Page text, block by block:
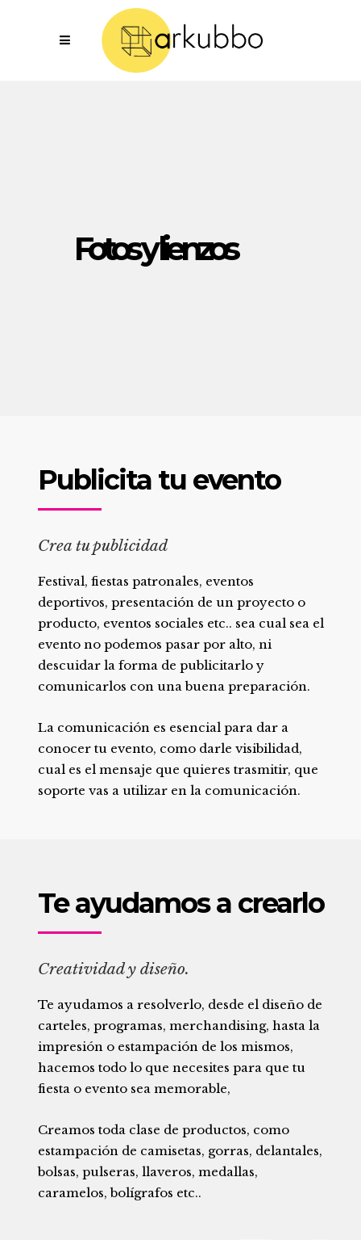
Fotos y lienzos
Publicita tu evento
Crea tu publicidad
Festival, fiestas patronales, eventos
deportivos, presentación de un proyecto o
producto, eventos sociales etc.. sea cual sea el
evento no podemos pasar por alto, ni
descuidar la forma de publicitarlo y
comunicarlos con una buena preparación.
La comunicación es esencial para dar a
conocer tu evento, como darle visibilidad,
cual es el mensaje que quieres trasmitir, que
soporte vas a utilizar en la comunicación.
Te ayudamos a crearlo
Creatividad y diseño.
Te ayudamos a resolverlo, desde el diseño de
carteles, programas, merchandising, hasta la
impresión o estampación de los mismos,
hacemos todo lo que necesites para que tu
fiesta o evento sea memorable,
Creamos toda clase de productos, como
estampación de camisetas, gorras, delantales,
bolsas, pulseras, llaveros, medallas,
caramelos, bolígrafos etc..